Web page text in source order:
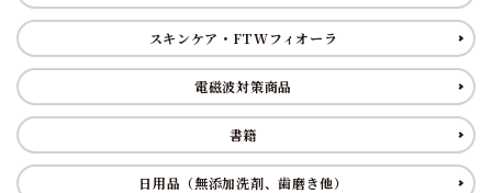
スキンケア・FTWフィオーラ
電磁波対策商品
書籍
日用品（無添加洗剤、歯磨き他）